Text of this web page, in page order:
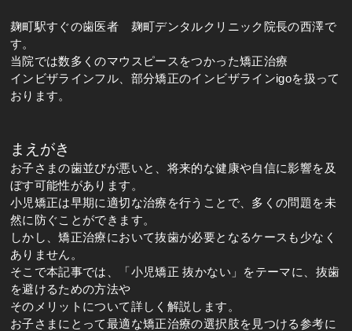
麹町駅すぐの歯医者 麹町デンタルクリニック院長の西澤で
す。
当院では数多くのマウスピースをつかった矯正治療
インビザラインフル、部分矯正のインビザラインigoを扱って
おります。
まえがき
お子さまの歯並びが悪いと、将来的な健康や自信に影響を及
ぼす可能性があります。
小児矯正は早期に適切な治療を行うことで、多くの問題を未
然に防ぐことができます。
しかし、矯正治療において抜歯が必要となるケースも少なく
ありません。
そこで本記事では、「小児矯正 抜かない」をテーマに、抜歯
を避けるための方法や
そのメリットについて詳しく解説します。
お子さまにとって最適な矯正治療の選択肢を見つける参考に